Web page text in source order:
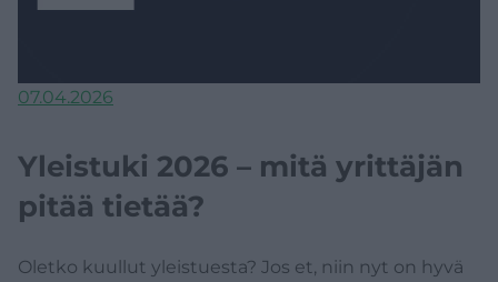
07.04.2026
Yleistuki 2026 – mitä yrittäjän
pitää tietää?
Oletko kuullut yleistuesta? Jos et, niin nyt on hyvä